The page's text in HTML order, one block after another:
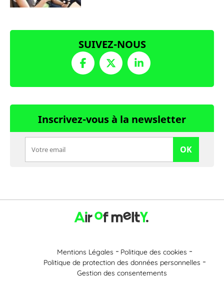
SUIVEZ-NOUS
Inscrivez-vous à la newsletter
OK
Mentions Légales
Politique des cookies
Politique de protection des données personnelles
Gestion des consentements